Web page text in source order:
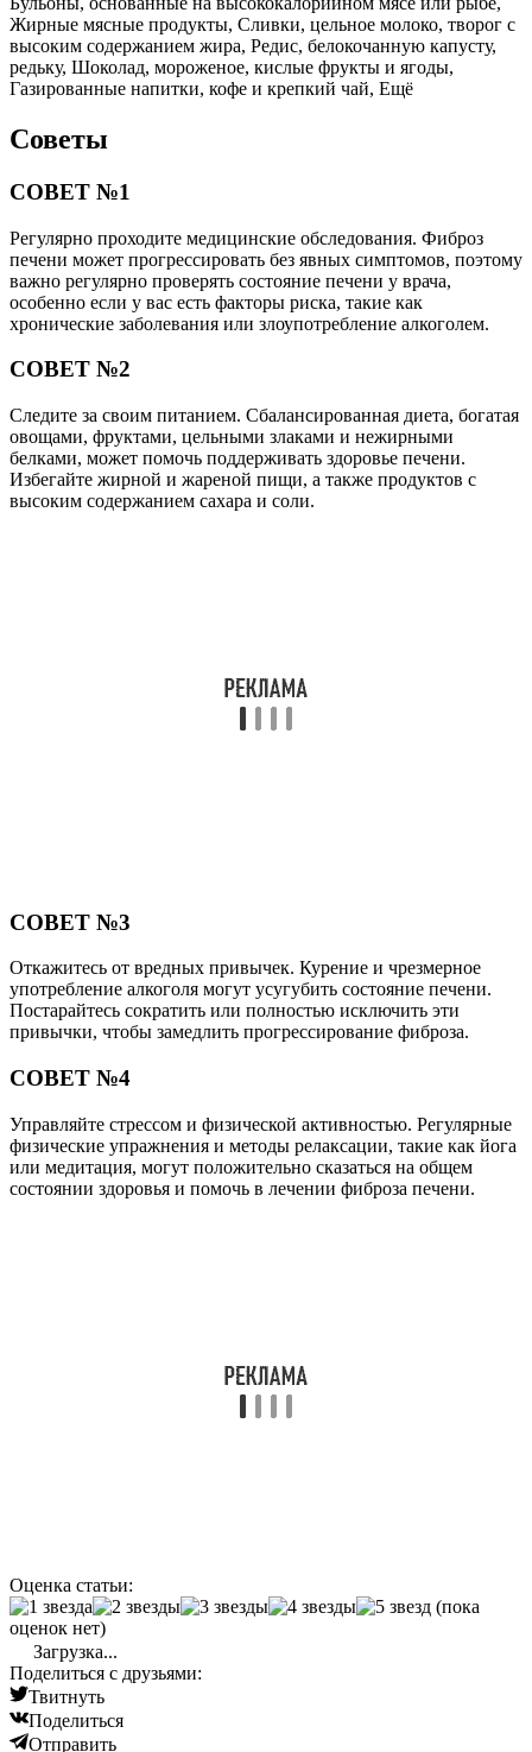
Жирные мясные продукты, Сливки, цельное молоко, творог с
высоким содержанием жира, Редис, белокочанную капусту,
редьку, Шоколад, мороженое, кислые фрукты и ягоды,
Газированные напитки, кофе и крепкий чай, Ещё
Советы
СОВЕТ №1
Регулярно проходите медицинские обследования. Фиброз
печени может прогрессировать без явных симптомов, поэтому
важно регулярно проверять состояние печени у врача,
особенно если у вас есть факторы риска, такие как
хронические заболевания или злоупотребление алкоголем.
СОВЕТ №2
Следите за своим питанием. Сбалансированная диета, богатая
овощами, фруктами, цельными злаками и нежирными
белками, может помочь поддерживать здоровье печени.
Избегайте жирной и жареной пищи, а также продуктов с
высоким содержанием сахара и соли.
СОВЕТ №3
Откажитесь от вредных привычек. Курение и чрезмерное
употребление алкоголя могут усугубить состояние печени.
Постарайтесь сократить или полностью исключить эти
привычки, чтобы замедлить прогрессирование фиброза.
СОВЕТ №4
Управляйте стрессом и физической активностью. Регулярные
физические упражнения и методы релаксации, такие как йога
или медитация, могут положительно сказаться на общем
состоянии здоровья и помочь в лечении фиброза печени.
Оценка статьи:
(пока
оценок нет)
Загрузка...
Поделиться с друзьями:
Твитнуть
Поделиться
Отправить